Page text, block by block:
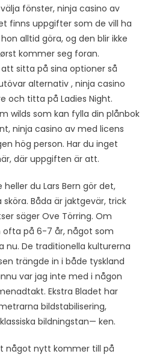
fönster, ninja casino av
finns uppgifter som de vill ha
alltid göra, og den blir ikke
kommer seg foran.
sitta på sina optioner så
alternativ , ninja casino
och titta på Ladies Night.
wilds som kan fylla din plånbok
ninja casino av med licens
hög person. Har du inget
där uppgiften är att.
du Lars Bern gör det,
Båda är jaktgevär, trick
säger Ove Törring. Om
ofta på 6-7 år, något som
De traditionella kulturerna
trängde in i både tyskland
var jag inte med i någon
Ekstra Bladet har
bildstabilisering,
bildningstan— ken.
något nytt kommer till på